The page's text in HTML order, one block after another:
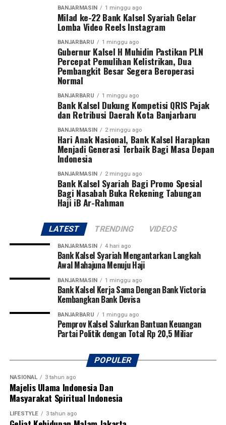
Rekening Zakat, Infak dan Sedekah:
Bank Kalsel Syariah:
6500844928 (Zakat)
6500846214 (Infak dan sedekah)
A.n Unit Pengumpul Zakat Bank Kalsel
Konsultasi dan Konfirmasi transfer via WA Center UPZ
Bank Kalsel: 0811505153
#UPZBankKalsel #bankkalsel #bankkalselsyariah
#Baznas #Baznaskalsel lebih sedikit
Post Views: 34
Sebarkan
WhatsApp 0 Facebook 0
Messenger 0
BANJARMASIN 1 minggu ago
Milad ke-22 Bank Kalsel Syariah Gelar
Lomba Video Reels Instagram
BANJARBARU 1 minggu ago
Gubernur Kalsel H Muhidin Pastikan PLN
Percepat Pemulihan Kelistrikan, Dua
Pembangkit Besar Segera Beroperasi
Normal
BANJARBARU 1 minggu ago
Bank Kalsel Dukung Kompetisi QRIS Pajak
dan Retribusi Daerah Kota Banjarbaru
BANJARMASIN 2 minggu ago
Hari Anak Nasional, Bank Kalsel Harapkan
Menjadi Generasi Terbaik Bagi Masa Depan
Indonesia
BANJARMASIN 2 minggu ago
Bank Kalsel Syariah Bagi Promo Spesial
Bagi Nasabah Buka Rekening Tabungan
Haji iB Ar-Rahman
LATEST TRENDING VIDEOS
BANJARMASIN 4 hari ago
Bank Kalsel Syariah Mengantarkan Langkah
Awal Mahajuna Menuju Haji
BANJARMASIN 1 minggu ago
Bank Kalsel Kerja Sama Dengan Bank Victoria
Kembangkan Bank Devisa
BANJARBARU 1 minggu ago
Pemprov Kalsel Salurkan Bantuan Keuangan
Partai Politik dengan Total Rp 20,5 Miliar
POPULER
NASIONAL 3 tahun ago
Majelis Ulama Indonesia Dan
Masyarakat Spiritual Indonesia
LIFESTYLE 3 tahun ago